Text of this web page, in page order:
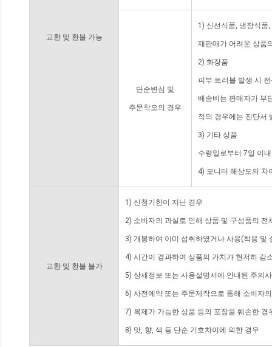
교환 및 환불 가능
단순변심 및
주문착오의 경우
1) 신선식품, 냉장식품
재판매가 어려운 상품
2) 화장품
피부 트러블 발생 시
배송비는 판매자가 부
적의 경우에는 진단서
3) 기타 상품
수령일로부터 7일 이
4) 모니터 해상도의 차
교환 및 환불 불가
1) 신청기한이 지난 경우
2) 소비자의 과실로 인해 상품 및 구성품의
3) 개봉하여 이미 섭취하였거나 사용(착용 및
4) 시간이 경과하여 상품의 가치가 현저히 감
5) 상세정보 또는 사용설명서에 안내된 주의
6) 사전예약 또는 주문제작으로 통해 소비자
7) 복제가 가능한 상품 등의 포장을 훼손한 경
8) 맛, 향, 색 등 단순 기호차이에 의한 경우